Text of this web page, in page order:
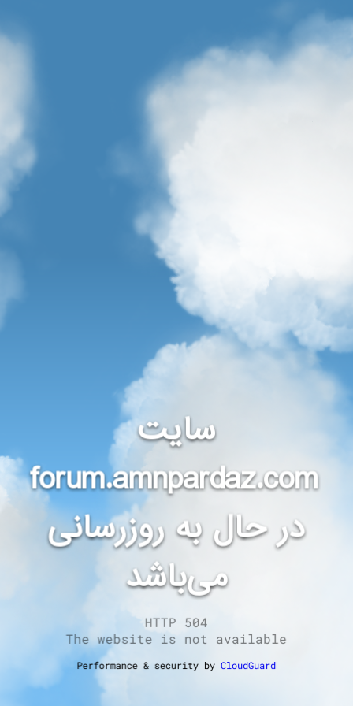
سایت
forum.amnpardaz.com
در حال به روزرسانی
می‌باشد
HTTP 504
The website is not available
Performance & security byCloudGuard